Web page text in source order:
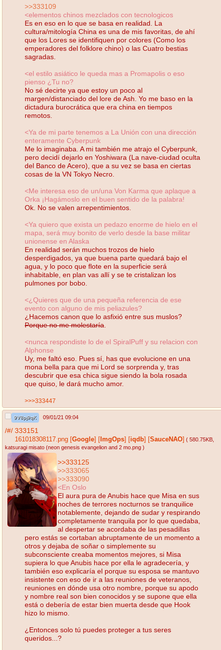
>>333109
<elementos chinos mezclados con tecnologicos
Es en eso en lo que se basa en realidad. La
cultura/mitología China es una de mis favoritas, de ahí
que los Lores se identifiquen por colores (Como los
emperadores del folklore chino) o las Cuatro bestias
sagradas.
<el estilo asiático le queda mas a Promapolis o eso
pienso ¿Tu no?
No sé decirte ya que estoy un poco al
margen/distanciado del lore de Ash. Yo me baso en la
dictadura burocrática que era china en tiempos
remotos.
<Ya de mi parte tenemos a La Unión con una dirección
enteramente Cyberpunk
Me lo imaginaba. A mi también me atrajo el Cyberpunk,
pero decidí dejarlo en Yoshiwara (La nave-ciudad oculta
del Banco de Acero), que a su vez se basa en ciertas
cosas de la VN Tokyo Necro.
<Me interesa eso de un/una Von Karma que aplaque a
Orka ¡Hagámoslo en el buen sentido de la palabra!
Ok. No se valen arrepentimientos.
<Ya quiero que exista un pedazo enorme de hielo en el
mapa, será muy bonito de verlo desde la base militar
unionense en Alaska
En realidad serán muchos trozos de hielo
desperdigados, ya que buena parte quedará bajo el
agua, y lo poco que flote en la superficie será
inhabitable, en plan vas allí y se te cristalizan los
pulmones por bobo.
<¿Quieres que de una pequeña referencia de ese
evento con alguno de mis peliazules?
¿Hacemos canon que lo asfixió entre sus muslos?
Porque no me molestaría
<nunca respondiste lo de el SpiralPuff y su relacion con
Alphonse
Uy, me faltó eso. Pues sí, has que evolucione en una
mona bella para que mi Lord se sorprenda y, tras
descubrir que esa chica sigue siendo la bola rosada
que quiso, le dará mucho amor.
>>>333447
9V8pj9qK 09/01/21 09:04
/#/ 333151
161018308117.png Google ImgOps iqdb SauceNAO ( 580.75KB
katsuragi misato (neon genesis evangelion and 2 mo.png )
>>333125
>>333065
>>333090
<En Oslo
El aura pura de Anubis hace que Misa en sus
noches de terrores nocturnos se tranquilice
notablemente, dejando de sudar y respirando
completamente tranquila por lo que quedaba,
al despertar se acordaba de las pesadillas
pero estás se cortaban abruptamente de un momento a
otros y dejaba de soñar o simplemente su
subconsciente creaba momentos mejores, si Misa
supiera lo que Anubis hace por ella le agradecería, y
también eso explicaría el porque su esposa se mantuvo
insistente con eso de ir a las reuniones de veteranos,
reuniones en dónde usa otro nombre, porque su apodo
y nombre real son bien conocidos y se supone que ella
está o debería de estar bien muerta desde que Hook
hizo lo mismo.
¿Entonces solo tú puedes proteger a tus seres
queridos...?